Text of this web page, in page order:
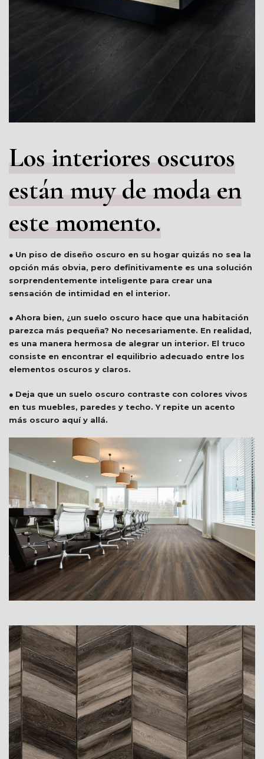
Los interiores oscuros
están muy de moda en
este momento.
● Un piso de diseño oscuro en su hogar quizás no sea la
opción más obvia, pero definitivamente es una solución
sorprendentemente inteligente para crear una
sensación de intimidad en el interior.
●Ahora bien, ¿un suelo oscuro hace que una habitación
parezca más pequeña? No necesariamente. En realidad,
es una manera hermosa de alegrar un interior. El truco
consiste en encontrar el equilibrio adecuado entre los
elementos oscuros y claros.
● Deja que un suelo oscuro contraste con colores vivos
en tus muebles, paredes y techo. Y repite un acento
más oscuro aquí y allá.